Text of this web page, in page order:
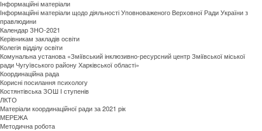
Інформаційні матеріали
Інформаційні матеріали щодо діяльності Уповноваженого Верховної Ради України з
правлюдини
Календар ЗНО-2021
Керівникам закладів освіти
Колегія відділу освіти
Комунальна установа «Зміївський інклюзивно-ресурсний центр Зміївської міської
ради Чугуївського району Харківської області»
Координаційна рада
Корисні посилання психологу
Костянтівська ЗОШ І ступенів
ЛКТО
Матеріали координаційної ради за 2021 рік
МЕРЕЖА
Методична робота